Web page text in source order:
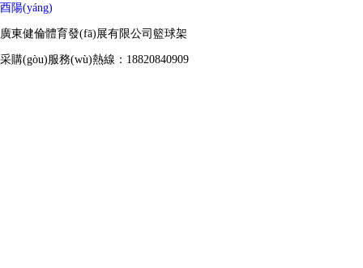
酉陽(yáng)
廣東健倫體育發(fā)展有限公司籃球架
采購(gòu)服務(wù)熱線：18820840909